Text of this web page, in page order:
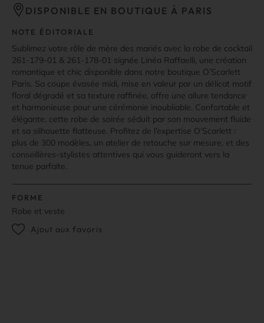
DISPONIBLE EN BOUTIQUE À PARIS
NOTE ÉDITORIALE
Sublimez votre rôle de mère des mariés avec la robe de cocktail
261-179-01 & 261-178-01 signée Linéa Raffaelli, une création
romantique et chic disponible dans notre boutique O’Scarlett
Paris. Sa coupe évasée midi, mise en valeur par un délicat motif
floral dégradé et sa texture raffinée, offre une allure tendance
et harmonieuse pour une cérémonie inoubliable. Confortable et
élégante, cette robe de soirée séduit par son mouvement fluide
et sa silhouette flatteuse. Profitez de l’expertise O’Scarlett :
plus de 300 modèles, un atelier de retouche sur mesure, et des
conseillères-stylistes attentives qui vous guideront vers la
tenue parfaite.
FORME
Robe et veste
Ajout aux favoris